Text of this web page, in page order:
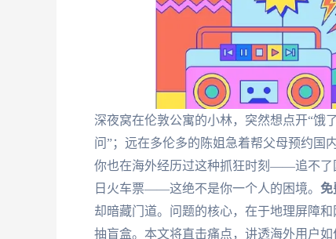
深夜窝在伦敦公寓的小林，突然想点开“饿
问”；远在多伦多的陈姐急着帮父母预约国
你也在海外经历过这种抓狂时刻——追不了
日火车票——这绝不是你一个人的困境。 免
却暗藏门道。问题的核心，在于地理屏障和
抽盲盒。本文将直击痛点，讲透海外用户如